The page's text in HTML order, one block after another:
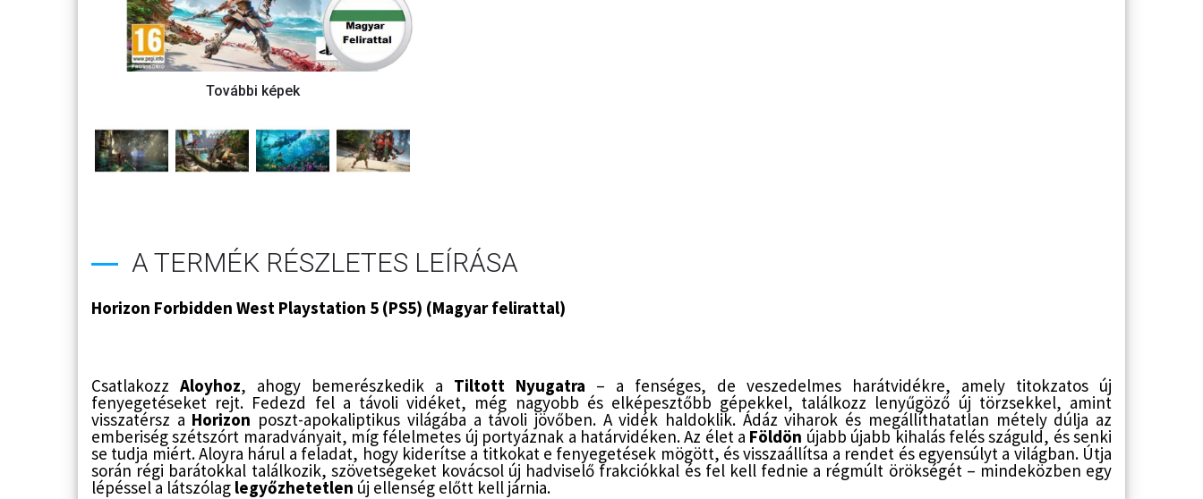
A TERMÉK RÉSZLETES LEÍRÁSA
Horizon Forbidden West Playstation 5 (PS5) (Magyar felirattal)
Csatlakozz Aloyhoz, ahogy bemerészkedik a Tiltott Nyugatra – a fenséges, de veszedelmes harátvidékre, amely titokzatos új
fenyegetéseket rejt. Fedezd fel a távoli vidéket, még nagyobb és elképesztőbb gépekkel, találkozz lenyűgöző új törzsekkel, amint
visszatérsz a Horizon poszt-apokaliptikus világába a távoli jövőben. A vidék haldoklik. Ádáz viharok és megállíthatatlan métely dúlja az
emberiség szétszórt maradványait, míg félelmetes új portyáznak a határvidéken. Az élet a Földön újabb újabb kihalás felés száguld, és senki
se tudja miért. Aloyra hárul a feladat, hogy kiderítse a titkokat e fenyegetések mögött, és visszaállítsa a rendet és egyensúlyt a világban. Útja
során régi barátokkal találkozik, szövetségeket kovácsol új hadviselő frakciókkal és fel kell fednie a régmúlt örökségét – mindeközben egy
lépéssel a látszólag legyőzhetetlen új ellenség előtt kell járnia.